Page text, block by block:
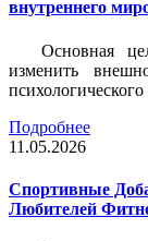
внутреннего
Основная
изменить
Подробнее
11.05.2026
Спортивные
Любителей